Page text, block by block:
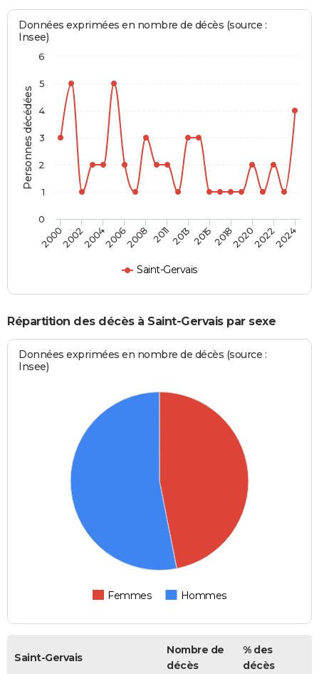
Personnes décédées
Données exprimées en nombre de décès (source :
Insee)
Saint-Gervais
20002002200420062008 2011201320152018202020222024
0
1
2
3
4
5
6
Répartition des décès à Saint-Gervais par sexe
Données exprimées en nombre de décès (source :
Insee)
Femmes Hommes
Saint-Gervais
Nombre de
décès
% des
décès